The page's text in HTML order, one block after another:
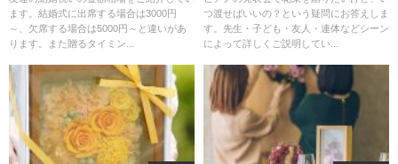
ます。結婚式に出席する場合は3000円
～、欠席する場合は5000円～と違いがあ
ります。また贈るタイミン...
つ渡せばいいの？という疑問にお答えしま
す。先生・子ども・友人・連体などシーン
によって詳しくご説明してい...